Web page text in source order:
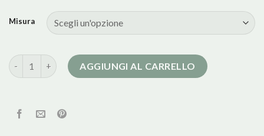
Misura
cappotto donna nero corto quantità
AGGIUNGI AL CARRELLO